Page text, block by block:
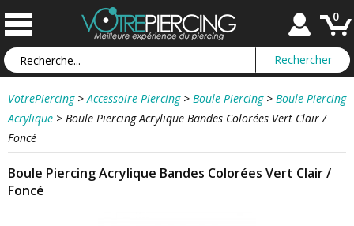
0
VotrePiercing > Accessoire Piercing > Boule Piercing > Boule Piercing
Acrylique > Boule Piercing Acrylique Bandes Colorées Vert Clair /
Foncé
Boule Piercing Acrylique Bandes Colorées Vert Clair /
Foncé